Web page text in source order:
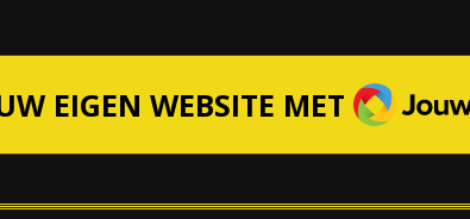
EIGEN WEBSITE MET